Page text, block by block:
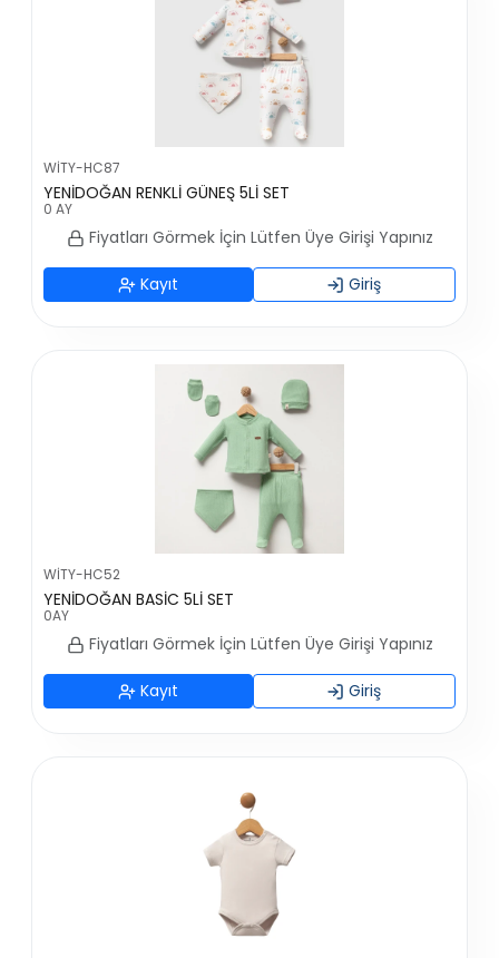
WİTY-HC87
YENİDOĞAN RENKLİ GÜNEŞ 5Lİ SET
0 AY
Fiyatları Görmek İçin Lütfen Üye Girişi Yapınız
Kayıt Giriş
WİTY-HC52
YENİDOĞAN BASİC 5Lİ SET
0AY
Fiyatları Görmek İçin Lütfen Üye Girişi Yapınız
Kayıt Giriş